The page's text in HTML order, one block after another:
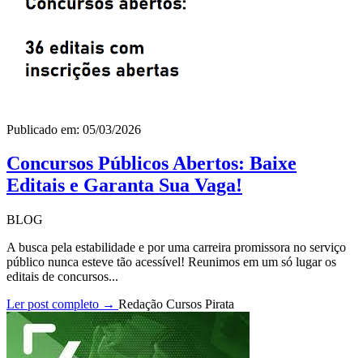
Publicado em: 05/03/2026
Concursos Públicos Abertos: Baixe
Editais e Garanta Sua Vaga!
BLOG
A busca pela estabilidade e por uma carreira promissora no serviço
público nunca esteve tão acessível! Reunimos em um só lugar os
editais de concursos...
Ler post completo → Redação Cursos Pirata